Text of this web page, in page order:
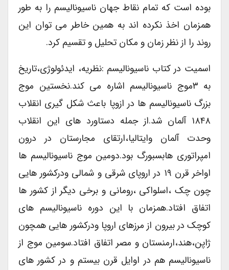
بوده است که تمام نقاط جهان ناسیونالیسم را به طور
همزمان اخذ نکرده اند به همین خاطر می توان این
روند را از نظر زمان و مکان تحلیل و تقسیم کرد.
اسمیت در کتاب ناسیونالیسم :نظریه، ایدئولوژی،تاریخ
به ۳موج ناسیونالیسم اشاره می کند.نخستین موج
بزرگ ناسیونالیسم ها در ازوپا باعث شکل گیری انقلاب
۱۸۴۸ آلمان شد.از جمله دستاورد های این انقلاب
وحدت آلمان وایتالیا،ارتقای مجارستان در درون
امپراتوری هابسبورگ بود.دومین موج ناسیونالیسم ها
اواخر قرن ۱۹ در اروپای شرقی و شمالی ودرکشور هایی
چون چک ،اسلواکی ،رومانی و برخی دیگر از کشور ها
اتفاق افتاد.همزمان با این دوره ناسیونالیسم های
کوچک در بیرون از مرزهای اروپا ودرکشور هایی همچون
ژاپن،هند،ارمنستان و مصر اتفاق افتاد.سومین موج از
ناسیونالیسم هم در اوایل قرن بیستم و در کشور های